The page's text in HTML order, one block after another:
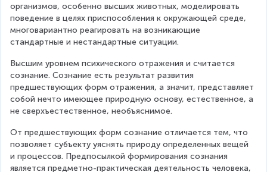
организмов, особенно высших животных, моделировать
поведение в целях приспособления к окружающей среде,
многовариантно реагировать на возникающие
стандартные и нестандартные ситуации.
Высшим уровнем психического отражения и считается
сознание. Сознание есть результат развития
предшествующих форм отражения, а значит, представляет
собой нечто имеющее природную основу, естественное, а
не сверхъестественное, необъяснимое.
От предшествующих форм сознание отличается тем, что
позволяет субъекту уяснять природу определенных вещей
и процессов. Предпосылкой формирования сознания
является предметно-практическая деятельность человека,